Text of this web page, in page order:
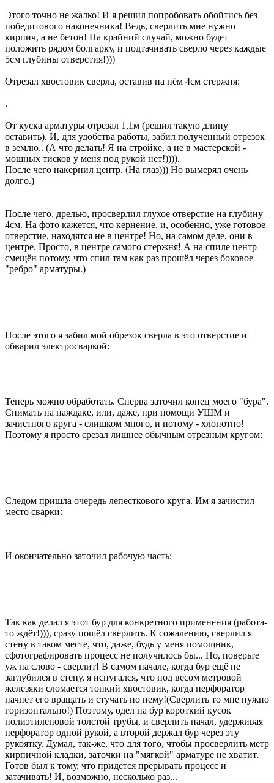
Этого точно не жалко! И я решил попробовать обойтись без
победитового наконечника! Ведь, сверлить мне нужно
кирпич, а не бетон! На крайний случай, можно будет
положить рядом болгарку, и подтачивать сверло через каждые
5см глубины отверстия!)))
Отрезал хвостовик сверла, оставив на нём 4см стержня:
.
От куска арматуры отрезал 1,1м (решил такую длину
оставить). И, для удобства работы, забил полученный отрезок
в землю.. (А что делать! Я на стройке, а не в мастерской -
мощных тисков у меня под рукой нет!)))).
После чего накернил центр. (На глаз))) Но вымерял очень
долго.)
После чего, дрелью, просверлил глухое отверстие на глубину
4см. На фото кажется, что кернение, и, особенно, уже готовое
отверстие, находятся не в центре! Но, на самом деле, они в
центре. Просто, в центре самого стержня! А на спиле центр
смещён потому, что спил там как раз прошёл через боковое
"ребро" арматуры.)
После этого я забил мой обрезок сверла в это отверстие и
обварил электросваркой:
Теперь можно обработать. Сперва заточил конец моего "бура".
Снимать на наждаке, или, даже, при помощи УШМ и
зачистного круга - слишком много, и потому - хлопотно!
Поэтому я просто срезал лишнее обычным отрезным кругом:
Следом пришла очередь лепесткового круга. Им я зачистил
место сварки:
И окончательно заточил рабочую часть:
Так как делал я этот бур для конкретного применения (работа-
то ждёт!))), сразу пошёл сверлить. К сожалению, сверлил я
стену в таком месте, что, даже, будь у меня помощник,
сфотографировать процесс не получилось бы... Но, поверьте
уж на слово - сверлит! В самом начале, когда бур ещё не
заглубился в стену, я испугался, что под весом метровой
железяки сломается тонкий хвостовик, когда перфоратор
начнёт его вращать и стучать по нему!(Сверлить то мне нужно
горизонтально!) Поэтому, одел на бур короткий кусок
полиэтиленовой толстой трубы, и сверлить начал, удерживая
перфоратор одной рукой, а второй держал бур через эту
рукоятку. Думал, так-же, что для того, чтобы просверлить метр
кирпичной кладки, заточки на "мягкой" арматуре не хватит.
Готов был к тому, что придётся прерывать процесс и
затачивать! И, возможно, несколько раз...